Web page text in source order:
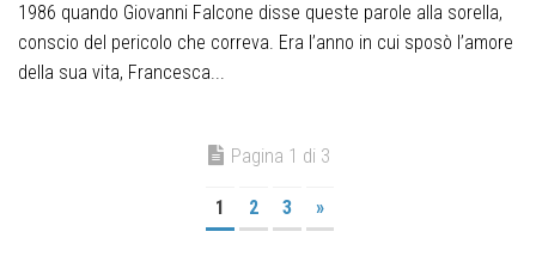
1986 quando Giovanni Falcone disse queste parole alla sorella,
conscio del pericolo che correva. Era l’anno in cui sposò l’amore
della sua vita, Francesca...
Pagina 1 di 3
1 2 3 »